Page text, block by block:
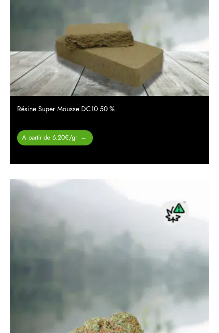
Résine Super Mousse DC10 50 %
A partir de 6.20€/gr –
Plage de
prix :
à